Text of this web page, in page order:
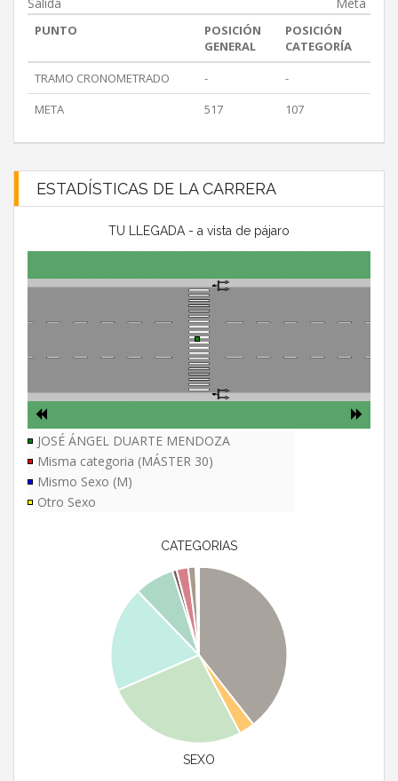
Salida Meta
PUNTO
POSICIÓN
GENERAL
POSICIÓN
CATEGORÍA
TRAMO CRONOMETRADO
-
-
META
517 107
ESTADÍSTICAS DE LA CARRERA
TU LLEGADA - a vista de pájaro
JOSÉ ÁNGEL DUARTE MENDOZA
Misma categoria (MÁSTER 30)
Mismo Sexo (M)
Otro Sexo
CATEGORIAS
SEXO